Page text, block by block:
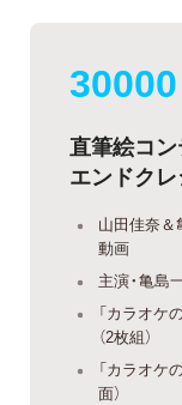
30000
直筆絵コ
エンドクレ
山田佳奈＆
動画
主演・亀島
「カラオケ
（2枚組）
「カラオケ
面）